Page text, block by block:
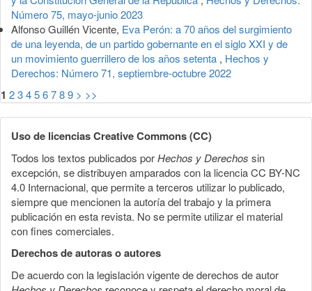
Número 75, mayo-junio 2023
Alfonso Guillén Vicente, Eva Perón: a 70 años del surgimiento
de una leyenda, de un partido gobernante en el siglo XXI y de
un movimiento guerrillero de los años setenta , Hechos y
Derechos: Número 71, septiembre-octubre 2022
1 23456789 > >>
Uso de licencias Creative Commons (CC)
Todos los textos publicados porHechos y Derechos sin
excepción, se distribuyen amparados con la licencia CC BY-NC
4.0 Internacional, que permite a terceros utilizar lo publicado,
siempre que mencionen la autoría del trabajo y la primera
publicación en esta revista. No se permite utilizar el material
con fines comerciales.
Derechos de autoras o autores
De acuerdo con la legislación vigente de derechos de autor